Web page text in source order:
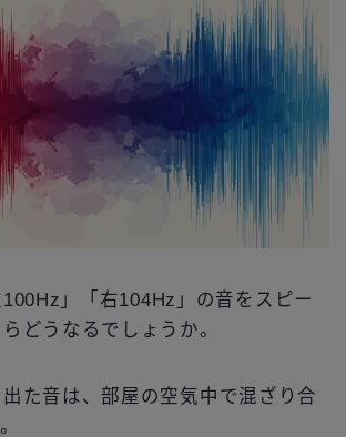
」「右104Hz」の音をスピー
どうなるでしょうか。
た音は、部屋の空気中で混ざり合